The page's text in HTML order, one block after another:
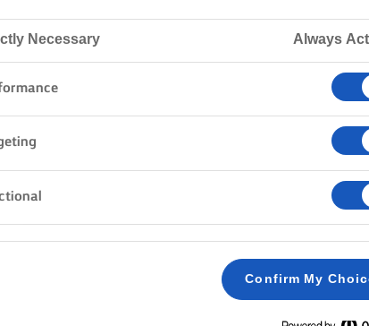
Inicio
MÉTODO
sobre la mesa. Dale forma de volcán y cava
en el centro. Pon los huevos y el aceite en el
Mezcla con las manos haciendo pequeños
Necessary Always
Confirm My